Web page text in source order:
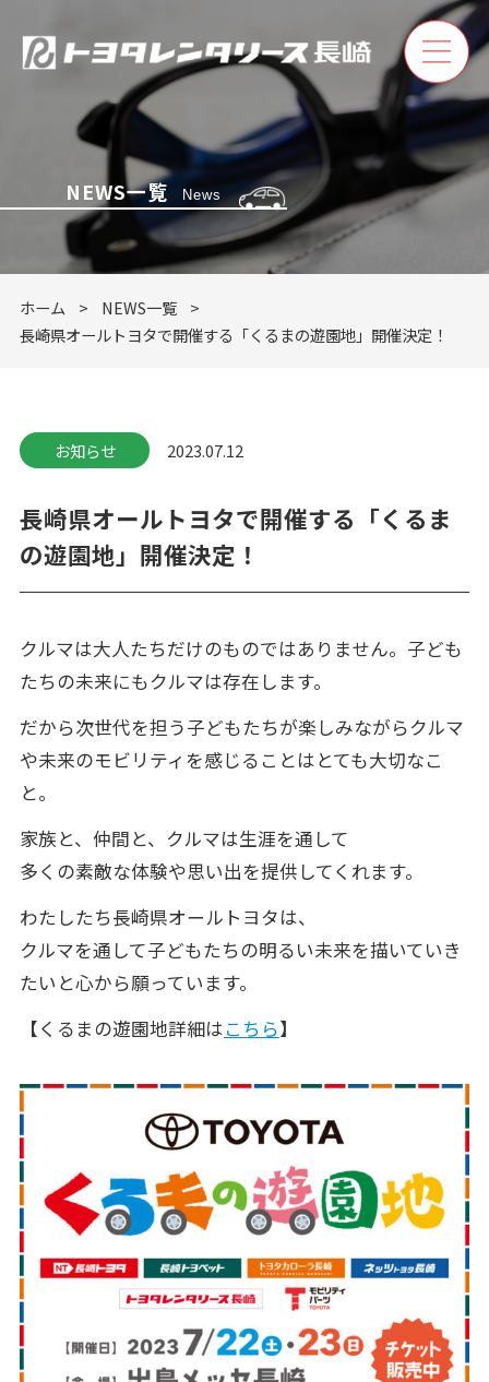
ホーム
レンタカー
店舗案内
0120-85-0100
NEWS一覧 News
ホーム
NEWS一覧
長崎県オールトヨタで開催する「くるまの遊園地」開催決定！
お知らせ 2023.07.12
長崎県オールトヨタで開催する「くるま
の遊園地」開催決定！
クルマは大人たちだけのものではありません。子ども
たちの未来にもクルマは存在します。
だから次世代を担う子どもたちが楽しみながらクルマ
や未来のモビリティを感じることはとても大切なこ
と。
家族と、仲間と、クルマは生涯を通して
多くの素敵な体験や思い出を提供してくれます。
わたしたち長崎県オールトヨタは、
クルマを通して子どもたちの明るい未来を描いていき
たいと心から願っています。
【くるまの遊園地詳細はこちら】